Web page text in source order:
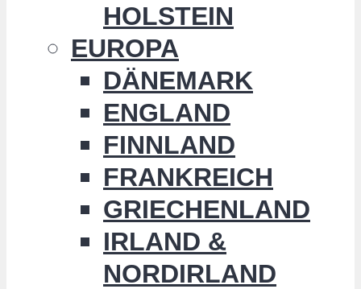
HOLSTEIN
EUROPA
DÄNEMARK
ENGLAND
FINNLAND
FRANKREICH
GRIECHENLAND
IRLAND &
NORDIRLAND